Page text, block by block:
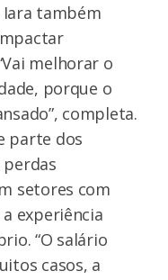
Iara também
melhorar o
porque o
completa.
parte dos
setores com
experiência
“O salário
casos, a